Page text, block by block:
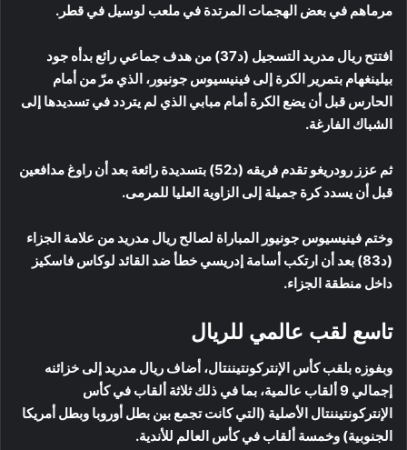
مرماهم في بعض الهجمات المرتدة في ملعب لوسيل في قطر.
افتتح ريال مدريد التسجيل (د37) من هدف جماعي رائع بدأه جود
بيلينغهام بتمرير الكرة إلى فينيسيوس جونيور، الذي مرّ من أمام
الحارس قبل أن يضع الكرة أمام مبابي الذي لم يتردد في تسديدها إلى
الشباك الفارغة.
ثم عزز رودريغو تقدم فريقه (د52) بتسديدة رائعة بعد أن راوغ مدافعين
قبل أن يسدد كرة جميلة إلى الزاوية العليا للمرمى.
وختم فينيسيوس جونيور المباراة لصالح ريال مدريد من علامة الجزاء
(د83) بعد أن ارتكب أسامة إدريسي خطأ ضد القائد لوكاس فاسكيز
داخل منطقة الجزاء.
تاسع لقب عالمي للريال
وبفوزه بلقب كأس الإنتركونتيننتال، أضاف ريال مدريد إلى خزائنه
إجمالي 9 ألقاب عالمية، بما في ذلك ثلاثة ألقاب في كأس
الإنتركونتيننتال الأصلية (التي كانت تجمع بين بطل أوروبا وبطل أمريكا
الجنوبية) وخمسة ألقاب في كأس العالم للأندية.